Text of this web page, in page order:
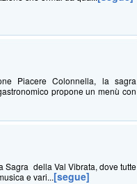
Piacere Colonnella, la sagra
propone un menù con
della Val Vibrata, dove tutte
e vari...[segue]